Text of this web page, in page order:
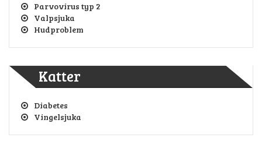
Parvovirus typ 2
Valpsjuka
Hudproblem
Katter
Diabetes
Vingelsjuka